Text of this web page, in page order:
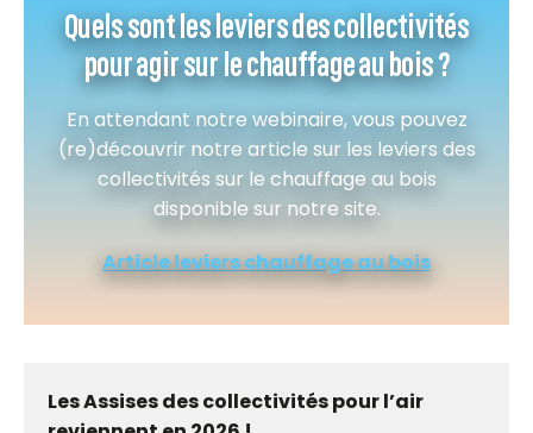
Quels sont les leviers des collectivités
pour agir sur le chauffage au bois ?
En attendant notre webinaire, vous pouvez
(re)découvrir notre article sur les leviers des
collectivités sur le chauffage au bois
disponible sur notre site.
Article leviers chauffage au bois
Les Assises des collectivités pour l’air